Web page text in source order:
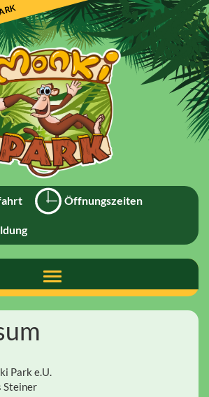
Öffnungszeiten
Toggle
navigation
Park e.U.